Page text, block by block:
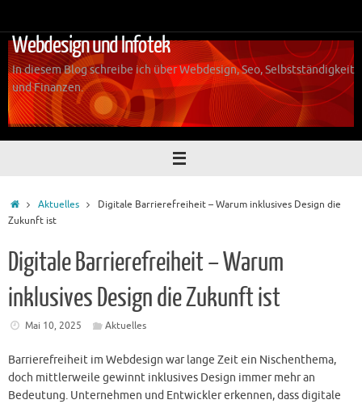
springen
Webdesign und Infotek
In diesem Blog schreibe ich über Webdesign, Seo, Selbstständigkeit
und Finanzen.
StartAktuelles
Digitale Barrierefreiheit – Warum inklusives Design die
Zukunft ist
Digitale Barrierefreiheit – Warum
inklusives Design die Zukunft ist
Mai 10, 2025 Aktuelles
Barrierefreiheit im Webdesign war lange Zeit ein Nischenthema,
doch mittlerweile gewinnt inklusives Design immer mehr an
Bedeutung. Unternehmen und Entwickler erkennen, dass digitale